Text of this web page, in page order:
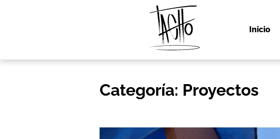
Inicio
Categoría: Proyectos